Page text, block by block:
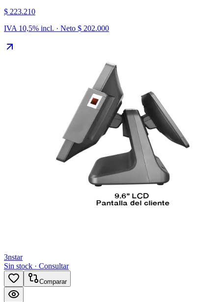
$ 223.210
IVA 10,5% incl. · Neto $ 202.000
3nstar
Sin stock · Consultar
Comparar